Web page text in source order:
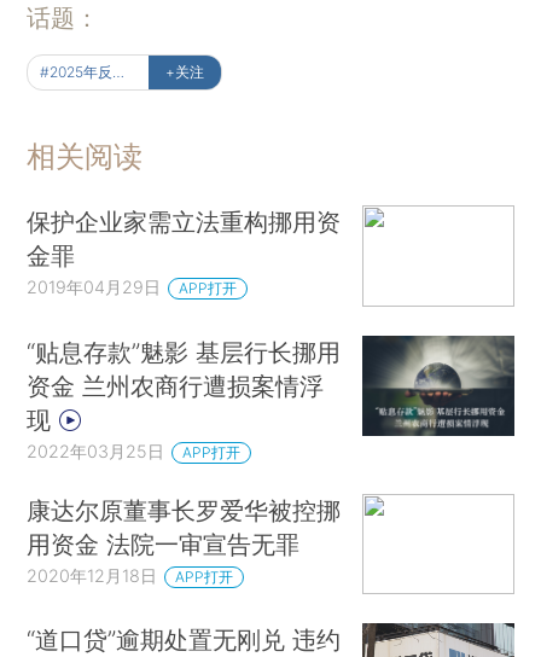
话题：
+关注
相关阅读
保护企业家需立法重构挪用资
金罪
2019年04月29日 APP打开
“贴息存款”魅影 基层行长挪用
资金 兰州农商行遭损案情浮
现
2022年03月25日 APP打开
康达尔原董事长罗爱华被控挪
用资金 法院一审宣告无罪
2020年12月18日 APP打开
“道口贷”逾期处置无刚兑 违约